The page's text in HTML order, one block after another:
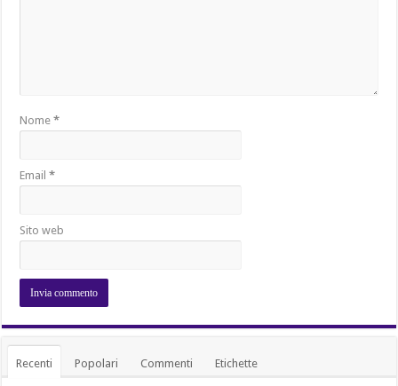
Nome*
Email*
Sito web
Recenti Popolari Commenti Etichette